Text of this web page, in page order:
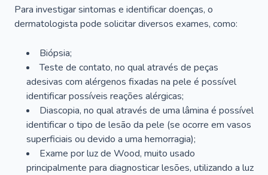
Para investigar sintomas e identificar doenças, o
dermatologista pode solicitar diversos exames, como:
Biópsia;
Teste de contato, no qual através de peças
adesivas com alérgenos fixadas na pele é possível
identificar possíveis reações alérgicas;
Diascopia, no qual através de uma lâmina é possível
identificar o tipo de lesão da pele (se ocorre em vasos
superficiais ou devido a uma hemorragia);
Exame por luz de Wood, muito usado
principalmente para diagnosticar lesões, utilizando a luz